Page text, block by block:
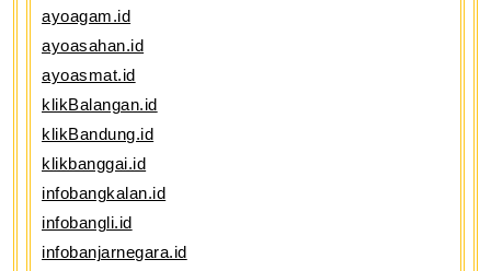
ayoagam.id
ayoasahan.id
ayoasmat.id
klikBalangan.id
klikBandung.id
klikbanggai.id
infobangkalan.id
infobangli.id
infobanjarnegara.id